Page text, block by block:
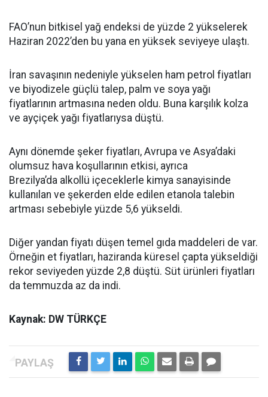
FAO’nun bitkisel yağ endeksi de yüzde 2 yükselerek
Haziran 2022’den bu yana en yüksek seviyeye ulaştı.
İran savaşının nedeniyle yükselen ham petrol fiyatları
ve biyodizele güçlü talep, palm ve soya yağı
fiyatlarının artmasına neden oldu. Buna karşılık kolza
ve ayçiçek yağı fiyatlarıysa düştü.
Aynı dönemde şeker fiyatları, Avrupa ve Asya’daki
olumsuz hava koşullarının etkisi, ayrıca
Brezilya’da alkollü içeceklerle kimya sanayisinde
kullanılan ve şekerden elde edilen etanola talebin
artması sebebiyle yüzde 5,6 yükseldi.
Diğer yandan fiyatı düşen temel gıda maddeleri de var.
Örneğin et fiyatları, haziranda küresel çapta yükseldiği
rekor seviyeden yüzde 2,8 düştü. Süt ürünleri fiyatları
da temmuzda az da indi.
Kaynak: DW TÜRKÇE